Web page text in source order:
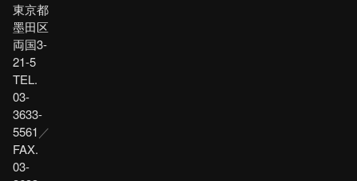
東京都
墨田区
両国3-
21-5
TEL.
03-
3633-
5561 ／
FAX.
03-